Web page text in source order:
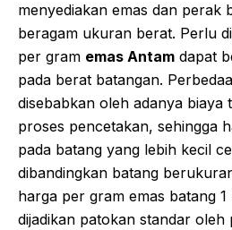
menyediakan emas dan perak
beragam ukuran berat. Perlu
per gram emas Antam dapat
pada berat batangan.
disebabkan oleh adanya biaya
proses pencetakan, sehingga
pada batang yang lebih kecil
dibandingkan batang
harga per gram emas batang
dijadikan patokan standar oleh